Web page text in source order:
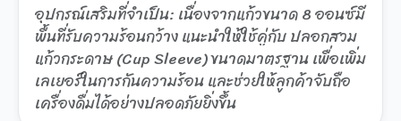
อุปกรณ์เสริมที่จำเป็น: เนื่องจากแก้วขนาด 8 ออนซ์มี
พื้นที่รับความร้อนกว้าง แนะนำให้ใช้คู่กับ ปลอกสวม
แก้วกระดาษ (Cup Sleeve) ขนาดมาตรฐาน เพื่อเพิ่ม
เลเยอร์ในการกันความร้อน และช่วยให้ลูกค้าจับถือ
เครื่องดื่มได้อย่างปลอดภัยยิ่งขึ้น